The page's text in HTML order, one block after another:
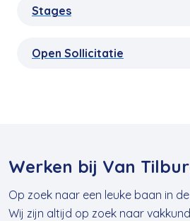
Stages
Open Sollicitatie
Werken bij Van
Op zoek naar een leuke baan in
Wij zijn altijd op zoek naar